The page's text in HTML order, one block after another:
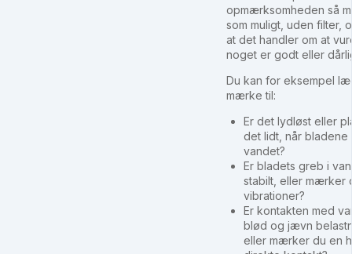
opmærksomheden så
som muligt, uden filter,
at det handler om at
noget er godt eller
Du kan for eksempel
mærke til:
Er det lydløst eller
det lidt, når bladene
vandet?
Er bladets greb i
stabilt, eller mærker
vibrationer?
Er kontakten med
blød og jævn
eller mærker du en